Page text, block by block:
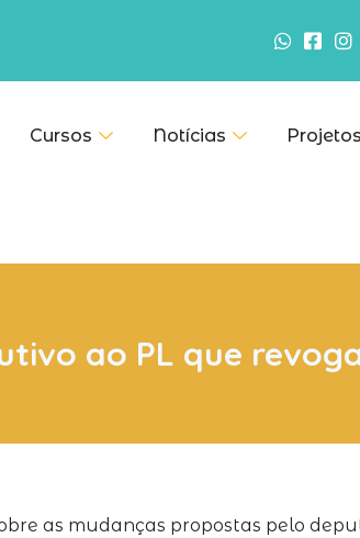
Cursos Notícias Projetos
ao PL que
as mudanças propostas pelo